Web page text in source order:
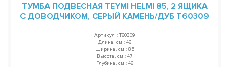
ТУМБА ПОДВЕСНАЯ TEYMI HELMI 85, 2 ЯЩИКА
С ДОВОДЧИКОМ, СЕРЫЙ КАМЕНЬ/ДУБ T60309
Артикул : T60309
Длина, см : 46
Ширина, см : 85
Высота, см : 47
Глубина, см : 46